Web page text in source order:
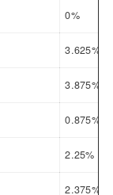
0%
3.625%
3.875%
0.875%
2.25%
2.375%